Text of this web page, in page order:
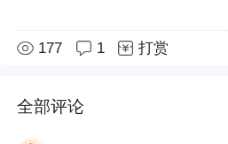
177 1 打赏
全部评论